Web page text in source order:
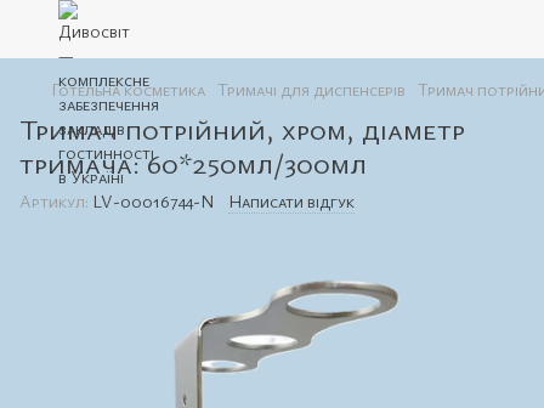
Готельна косметика Тримачі для диспенсерів Тримач
Тримач потрійний, хром, діаметр
тримача: 60*250мл/300мл
Артикул: LV-00016744-N Написати відгук